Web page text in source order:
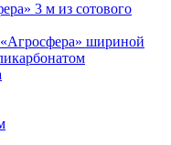
3 м из сотового
шириной